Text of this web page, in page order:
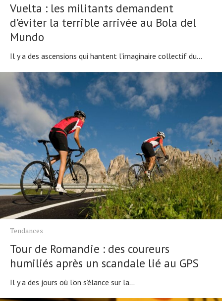
Vuelta : les militants demandent
d’éviter la terrible arrivée au Bola del
Mundo
Il y a des ascensions qui hantent l’imaginaire collectif du...
Tendances
Tour de Romandie : des coureurs
humiliés après un scandale lié au GPS
Il y a des jours où l’on s’élance sur la...